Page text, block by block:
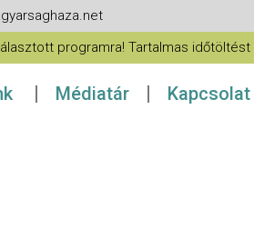
programra! Tartalmas időtöltést
Médiatár Kapcsolat